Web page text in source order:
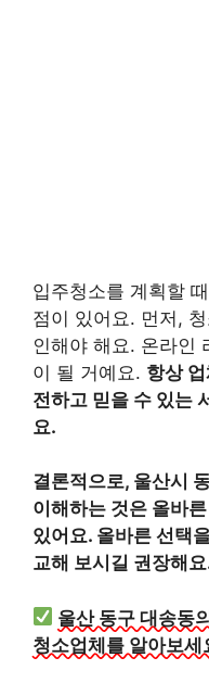
입주청소를 계획할
점이 있어요. 먼저,
인해야 해요. 온라인
이 될 거예요. 항상
전하고 믿을 수 있는
요.
결론적으로, 울산시
이해하는 것은 올바
있어요. 올바른 선택
교해 보시길 권장해
울산 동구 대송동
청소업체를 알아보세